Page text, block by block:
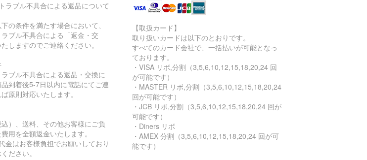
ラブル不具合による返品について
の条件を満たす場合において、
ブル不具合による「返金・交
しますのでご連絡ください。
ブル不具合による返品・交換に
到着後5-7日以内に電話にてご連
原則対応いたします。
）、送料、その他お客様にご負
用を全額返金いたします。
金はお客様負担でお願いしており
ださい。
【取扱カード】
取り扱いカードは以下のとおりです。
すべてのカード会社で、一括払いが可能となっ
ております。
・VISA リボ,分割（3,5,6,10,12,15,18,20,24 回
が可能です）
・MASTER リボ,分割（3,5,6,10,12,15,18,20,24
回が可能です）
・JCB リボ,分割（3,5,6,10,12,15,18,20,24 回が
可能です）
・Diners リボ
・AMEX 分割（3,5,6,10,12,15,18,20,24 回が可
能です）